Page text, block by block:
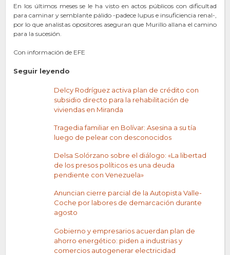
En los últimos meses se le ha visto en actos públicos con dificultad
para caminar y semblante pálido -padece lupus e insuficiencia renal-,
por lo que analistas opositores aseguran que Murillo allana el camino
para la sucesión.
Con información de EFE
Seguir leyendo
Delcy Rodríguez activa plan de crédito con
subsidio directo para la rehabilitación de
viviendas en Miranda
Tragedia familiar en Bolívar: Asesina a su tía
luego de pelear con desconocidos
Delsa Solórzano sobre el diálogo: «La libertad
de los presos políticos es una deuda
pendiente con Venezuela»
Anuncian cierre parcial de la Autopista Valle-
Coche por labores de demarcación durante
agosto
Gobierno y empresarios acuerdan plan de
ahorro energético: piden a industrias y
comercios autogenerar electricidad